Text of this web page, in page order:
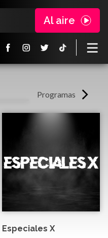
Al aire
Programas
Especiales X